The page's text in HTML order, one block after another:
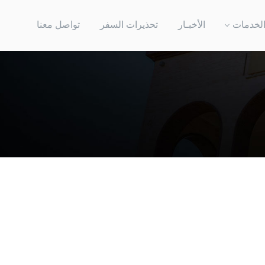
الخدمات الأخبـار تحذيرات السفر تواصل معنا